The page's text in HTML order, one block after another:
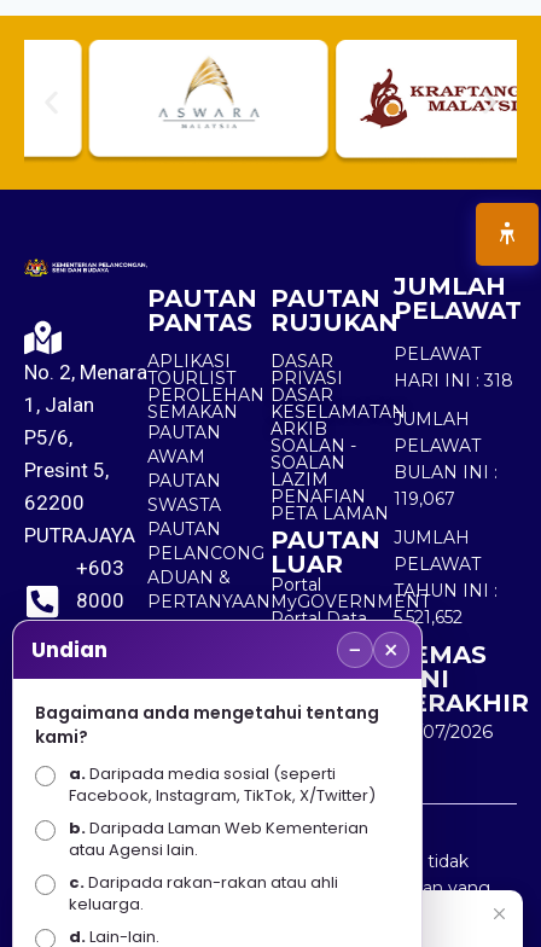
No. 2, Menara
1, Jalan
P5/6,
Presint 5,
62200
PUTRAJAYA
+603
8000
+603
8891
7100
PAUTAN
PANTAS
APLIKASI
TOURLIST
PEROLEHAN
SEMAKAN
PAUTAN
AWAM
PAUTAN
SWASTA
PAUTAN
PELANCONG
ADUAN &
PERTANYAAN
PAUTAN
RUJUKAN
DASAR
PRIVASI
DASAR
KESELAMATAN
ARKIB
SOALAN -
SOALAN
LAZIM
PENAFIAN
PETA LAMAN
PAUTAN
LUAR
Portal
MyGOVERNMENT
Portal Data
Sektor Awam
JUMLAH
PELAWAT
PELAWAT
HARI INI : 318
JUMLAH
PELAWAT
BULAN INI :
119,067
JUMLAH
PELAWAT
TAHUN INI :
5,521,652
KEMAS
KINI
TERAKHIR
30/07/2026
Penafian : Kerajaan Malaysia dan Kementerian
Pelancongan Seni dan Budaya (MOTAC) adalah tidak
bertanggungjawab atas kehilangan atau kerugian yang
disebabkan oleh penggunaan mana-mana maklumat
yang diperolehi dari portal ini.
Undian − ×
Bagaimana anda mengetahui tentang
kami?
a.Daripada media sosial (seperti
Facebook, Instagram, TikTok, X/Twitter)
b.Daripada Laman Web Kementerian
atau Agensi lain.
c.Daripada rakan-rakan atau ahli
keluarga.
d.Lain-lain.